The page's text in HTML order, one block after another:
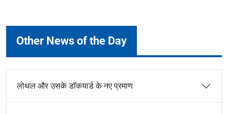
Other News of the Day
लोथल और उसके डाॅकयार्ड के नए प्रमाण